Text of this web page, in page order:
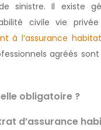
sinistre. Il existe
civile vie
à l’assurance
agréés
obligatoire ?
d’assurance